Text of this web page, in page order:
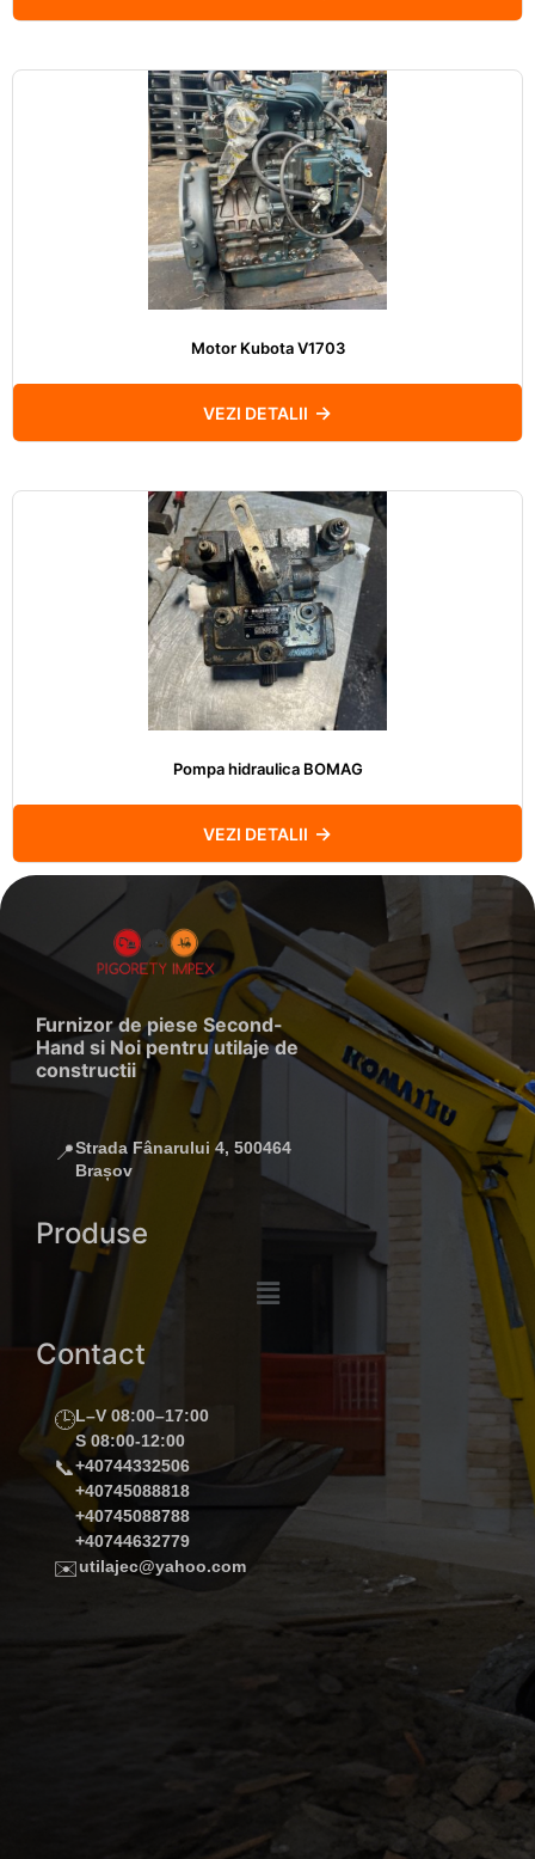
Motor Kubota V1703
VEZI DETALII
Pompa hidraulica BOMAG
VEZI DETALII
Furnizor de piese Second-
Hand si Noi pentru utilaje de
constructii
📍Strada Fânarului 4, 500464
Brașov
Produse
Contact
🕒L–V 08:00–17:00
S 08:00-12:00
📞+40744332506
+40745088818
+40745088788
+40744632779
✉️utilajec@yahoo.com